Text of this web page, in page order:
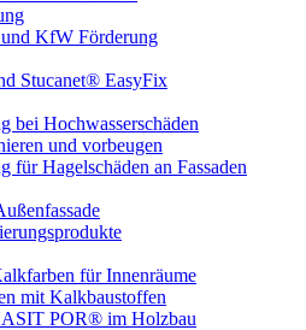
KfW Förderung
Stucanet® EasyFix
bei Hochwasserschäden
und vorbeugen
für Hagelschäden an Fassaden
für Innenräume
mit Kalkbaustoffen
POR® im Holzbau